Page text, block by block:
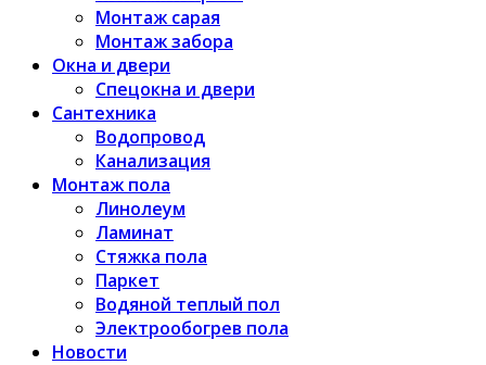
Монтаж сарая
Монтаж забора
Окна и двери
Спецокна и двери
Сантехника
Водопровод
Канализация
Монтаж пола
Линолеум
Ламинат
Стяжка пола
Паркет
Водяной теплый пол
Электрообогрев пола
Новости